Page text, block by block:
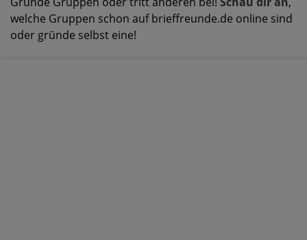
welche Gruppen schon auf brieffreunde.de online sind
oder gründe selbst eine!